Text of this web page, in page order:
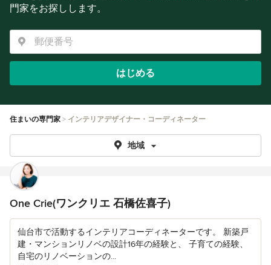
門家をお探しします。
はじめる
住まいの専門家 インテリアデザイナー・コーディネーター
地域
One Crie(ワンクリエ 石橋佐喜子)
仙台市で活動するインテリアコーディネーターです。 新築戸
建・マンションリノベの設計16年の経験と、 子育ての経験、
自宅のリノベーションの...